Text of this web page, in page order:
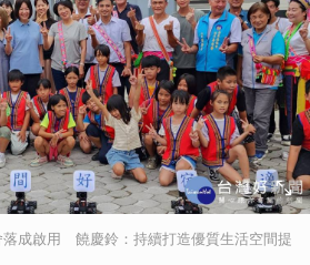
落成啟用 饒慶鈴：持續打造優質生活空間提